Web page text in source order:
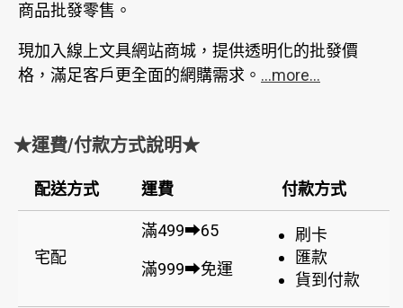
商品批發零售。
現加入線上文具網站商城，提供透明化的批發價
格，滿足客戶更全面的網購需求。 ...more...
★運費/付款方式說明★
配送方式 運費 付款方式
宅配
滿499➡65
滿999➡免運
刷卡
匯款
貨到付款